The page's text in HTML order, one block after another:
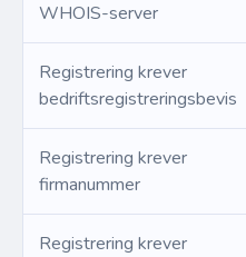
WHOIS-server
Registrering krever
bedriftsregistreringsbevis
Registrering krever
firmanummer
Registrering krever